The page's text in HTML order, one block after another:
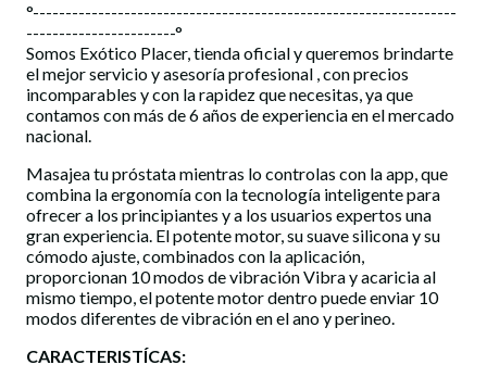
°-----------------------------------------------------------------
-----------------------°
Somos Exótico Placer, tienda oficial y queremos brindarte
el mejor servicio y asesoría profesional , con precios
incomparables y con la rapidez que necesitas, ya que
contamos con más de 6 años de experiencia en el mercado
nacional.
Masajea tu próstata mientras lo controlas con la app, que
combina la ergonomía con la tecnología inteligente para
ofrecer a los principiantes y a los usuarios expertos una
gran experiencia. El potente motor, su suave silicona y su
cómodo ajuste, combinados con la aplicación,
proporcionan 10 modos de vibración Vibra y acaricia al
mismo tiempo, el potente motor dentro puede enviar 10
modos diferentes de vibración en el ano y perineo.
CARACTERISTÍCAS: